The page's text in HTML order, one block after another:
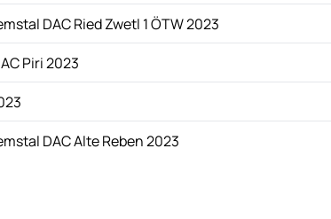
DAC Ried Zwetl 1 ÖTW 2023
Piri 2023
DAC Alte Reben 2023